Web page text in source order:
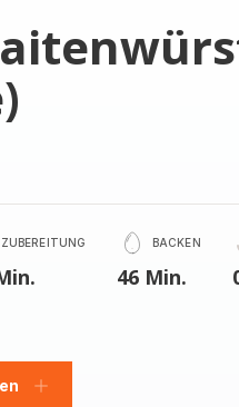
ZUBEREITUNG BACKEN
46 Min.
Personen